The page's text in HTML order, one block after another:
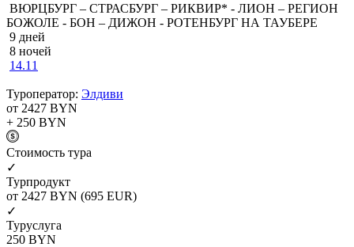
ВЮРЦБУРГ – СТРАСБУРГ – РИКВИР* - ЛИОН – РЕГИОН
БОЖОЛЕ - БОН – ДИЖОН - РОТЕНБУРГ НА ТАУБЕРЕ
9 дней
8 ночей
14.11
Туроператор: Элдиви
от 2427 BYN
+ 250 BYN
Cтоимость тура
✓
Турпродукт
от 2427 BYN (695 EUR)
✓
Туруслуга
250 BYN